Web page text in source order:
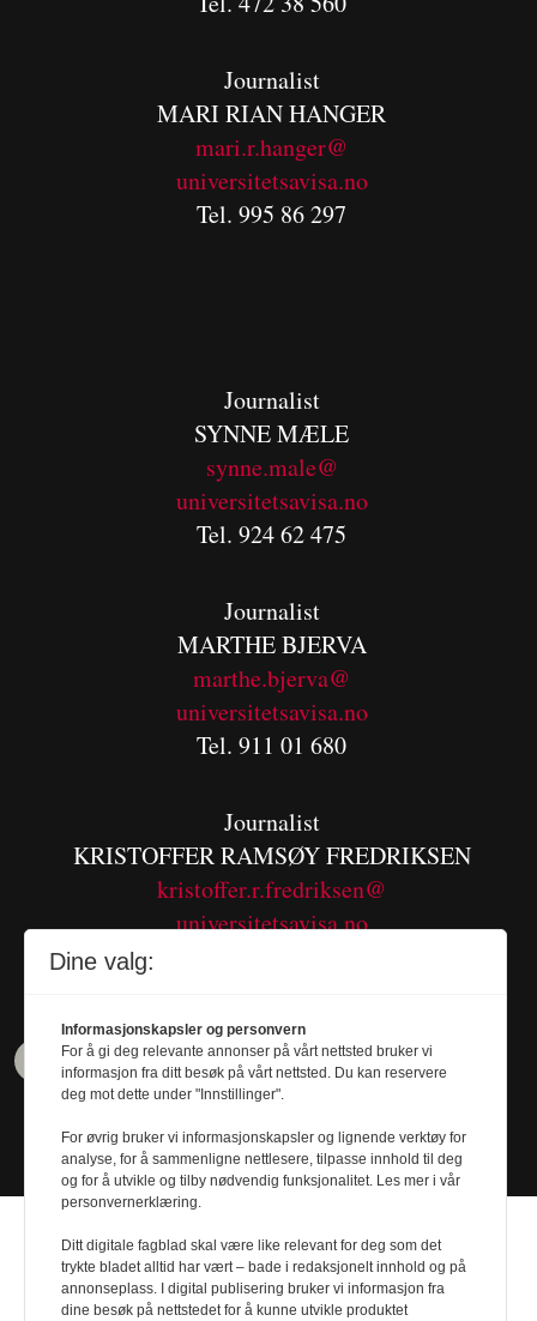
Journalist
MARI RIAN HANGER
mari.r.hanger@
universitetsavisa.no
Tel. 995 86 297
Journalist
SYNNE MÆLE
synne.male@
universitetsavisa.no
Tel. 924 62 475
Journalist
MARTHE BJERVA
marthe.bjerva@
universitetsavisa.no
Tel. 911 01 680
Journalist
KRISTOFFER RAMSØY FREDRIKSEN
kristoffer.r.fredriksen@
universitetsavisa.no
Dine valg:
Informasjonskapsler og personvern
For å gi deg relevante annonser på vårt nettsted bruker vi
informasjon fra ditt besøk på vårt nettsted. Du kan reservere
deg mot dette under "Innstillinger".
For øvrig bruker vi informasjonskapsler og lignende verktøy for
analyse, for å sammenligne nettlesere, tilpasse innhold til deg
og for å utvikle og tilby nødvendig funksjonalitet. Les mer i vår
personvernerklæring.
Ditt digitale fagblad skal være like relevant for deg som det
trykte bladet alltid har vært – bade i redaksjonelt innhold og på
annonseplass. I digital publisering bruker vi informasjon fra
dine besøk på nettstedet for å kunne utvikle produktet